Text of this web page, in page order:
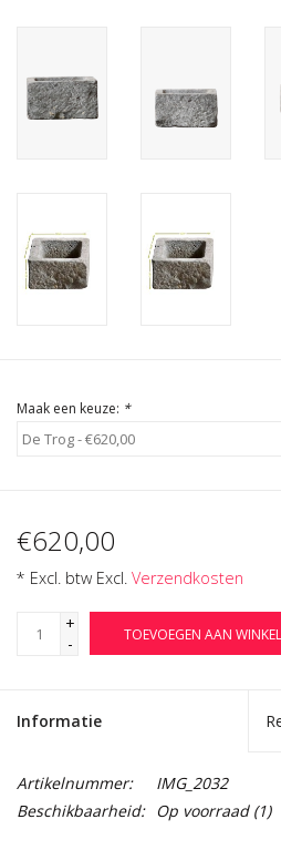
Maak een keuze: *
€620,00
* Excl. btw Excl. Verzendkosten
+
-
TOEVOEGEN AAN
Informatie
Artikelnummer:
IMG_2032
Beschikbaarheid: Op voorraad(1)